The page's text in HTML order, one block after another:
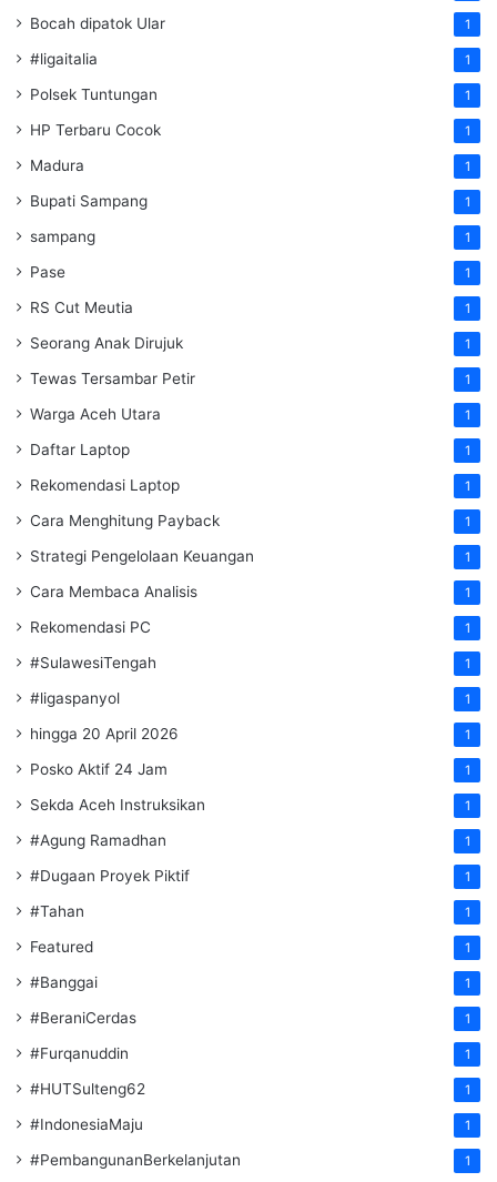
Bocah dipatok Ular 1
#ligaitalia 1
Polsek Tuntungan 1
HP Terbaru Cocok 1
Madura 1
Bupati Sampang 1
sampang 1
Pase 1
RS Cut Meutia 1
Seorang Anak Dirujuk 1
Tewas Tersambar Petir 1
Warga Aceh Utara 1
Daftar Laptop 1
Rekomendasi Laptop 1
Cara Menghitung Payback 1
Strategi Pengelolaan Keuangan 1
Cara Membaca Analisis 1
Rekomendasi PC 1
#SulawesiTengah 1
#ligaspanyol 1
hingga 20 April 2026 1
Posko Aktif 24 Jam 1
Sekda Aceh Instruksikan 1
#Agung Ramadhan 1
#Dugaan Proyek Piktif 1
#Tahan 1
Featured 1
#Banggai 1
#BeraniCerdas 1
#Furqanuddin 1
#HUTSulteng62 1
#IndonesiaMaju 1
#PembangunanBerkelanjutan 1